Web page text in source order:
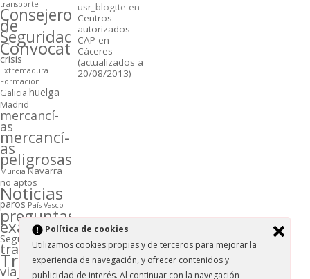
transporte
Consejeros
de
Seguridad
Convocatorias
crisis
Extremadura
Formación
Galicia huelga
Madrid
mercancí­
as
mercancí­
as
peligrosas
Murcia Navarra
no aptos
Noticias
paros Paí­s Vasco
preguntas
examen
Seguridad
transporte
Transportistas
viajeros
usr_blogtte en
Centros
autorizados
CAP en
Cáceres
(actualizados a
20/08/2013)
Polí­tica de cookies
Utilizamos cookies propias y de terceros para mejorar la
experiencia de navegación, y ofrecer contenidos y
publicidad de interés. Al continuar con la navegación